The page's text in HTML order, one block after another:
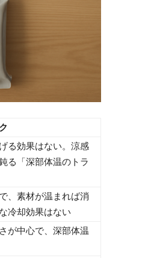
る効果はない。涼感
る「深部体温のトラ
、素材が温まれば消
冷却効果はない
が中心で、深部体温